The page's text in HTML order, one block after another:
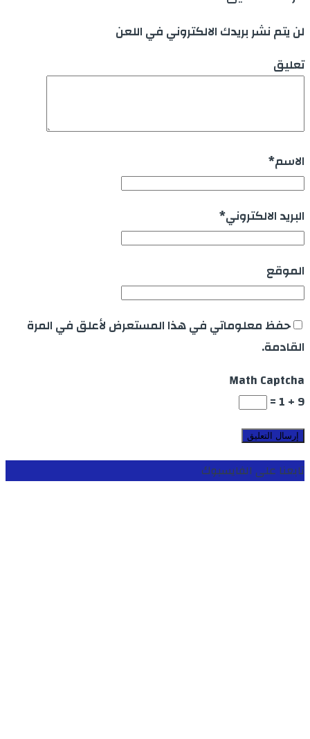
لن يتم نشر بريدك الالكتروني في اللعن
تعليق
الاسم*
البريد الالكتروني*
الموقع
حفظ معلوماتي في هذا المستعرض لأعلق في المرة
القادمة.
Math Captcha
9 + 1 =
تابعنا على الفايسبوك